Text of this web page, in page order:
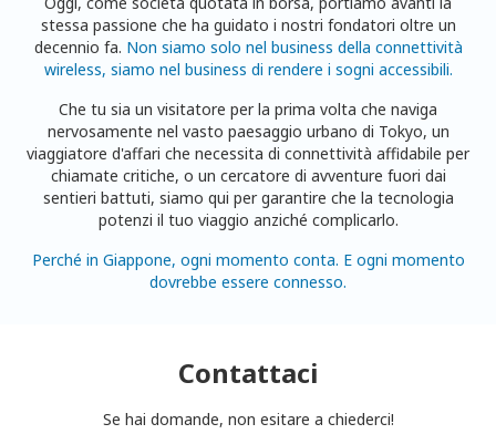
stessa passione che ha guidato i nostri fondatori oltre un
decennio fa. Non siamo solo nel business della connettività
wireless, siamo nel business di rendere i sogni accessibili.
Che tu sia un visitatore per la prima volta che naviga
nervosamente nel vasto paesaggio urbano di Tokyo, un
viaggiatore d'affari che necessita di connettività affidabile per
chiamate critiche, o un cercatore di avventure fuori dai
sentieri battuti, siamo qui per garantire che la tecnologia
potenzi il tuo viaggio anziché complicarlo.
Perché in Giappone, ogni momento conta. E ogni momento
dovrebbe essere connesso.
Contattaci
Se hai domande, non esitare a chiederci!